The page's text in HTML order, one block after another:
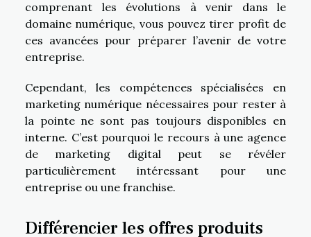
comprenant les évolutions à venir dans le
domaine numérique, vous pouvez tirer profit de
ces avancées pour préparer l’avenir de votre
entreprise.
Cependant, les compétences spécialisées en
marketing numérique nécessaires pour rester à
la pointe ne sont pas toujours disponibles en
interne. C’est pourquoi le recours à une agence
de marketing digital peut se révéler
particulièrement intéressant pour une
entreprise ou une franchise.
Différencier les offres produits